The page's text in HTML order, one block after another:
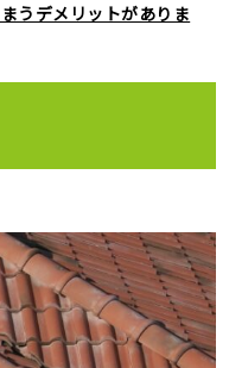
うデメリットがありま